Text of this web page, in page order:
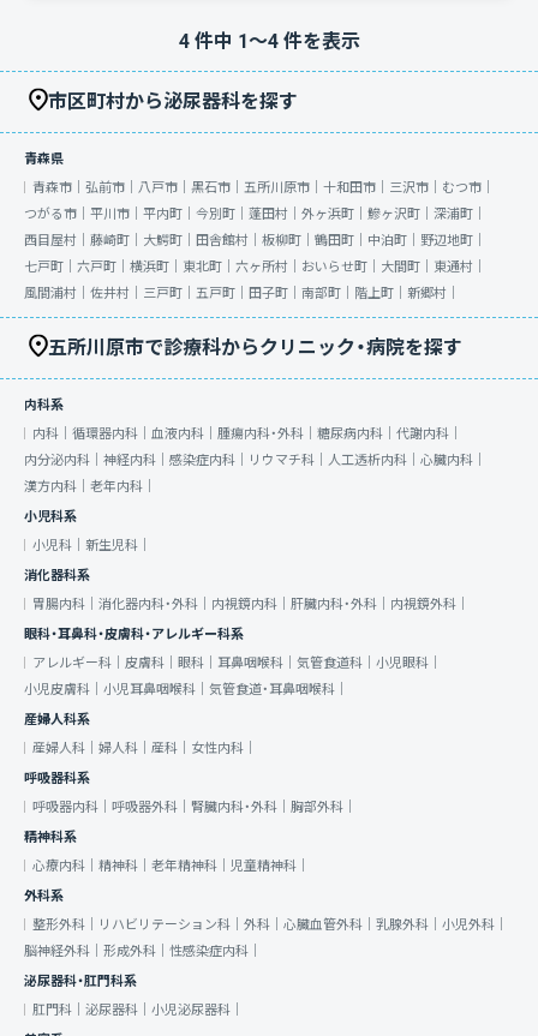
4件中 1〜4件を表示
市区町村から泌尿器科を探す
青森県
青森市｜ 弘前市｜ 八戸市｜ 黒石市｜ 五所川原市｜ 十和田市｜ 三沢市｜ むつ市｜
つがる市｜ 平川市｜ 平内町｜ 今別町｜ 蓬田村｜ 外ヶ浜町｜ 鰺ヶ沢町｜ 深浦町｜
西目屋村｜ 藤崎町｜ 大鰐町｜ 田舎館村｜ 板柳町｜ 鶴田町｜ 中泊町｜ 野辺地町｜
七戸町｜ 六戸町｜ 横浜町｜ 東北町｜ 六ヶ所村｜ おいらせ町｜ 大間町｜ 東通村｜
風間浦村｜ 佐井村｜ 三戸町｜ 五戸町｜ 田子町｜ 南部町｜ 階上町｜ 新郷村｜
五所川原市で診療科からクリニック・病院を探す
内科系
内科｜ 循環器内科｜ 血液内科｜ 腫瘍内科・外科｜ 糖尿病内科｜ 代謝内科｜
内分泌内科｜ 神経内科｜ 感染症内科｜ リウマチ科｜ 人工透析内科｜ 心臓内科｜
漢方内科｜ 老年内科｜
小児科系
小児科｜ 新生児科｜
消化器科系
胃腸内科｜ 消化器内科・外科｜ 内視鏡内科｜ 肝臓内科・外科｜ 内視鏡外科｜
眼科・耳鼻科・皮膚科・アレルギー科系
アレルギー科｜ 皮膚科｜ 眼科｜ 耳鼻咽喉科｜ 気管食道科｜ 小児眼科｜
小児皮膚科｜ 小児耳鼻咽喉科｜ 気管食道・耳鼻咽喉科｜
産婦人科系
産婦人科｜ 婦人科｜ 産科｜ 女性内科｜
呼吸器科系
呼吸器内科｜ 呼吸器外科｜ 腎臓内科・外科｜ 胸部外科｜
精神科系
心療内科｜ 精神科｜ 老年精神科｜ 児童精神科｜
外科系
整形外科｜
リハビリテーション科｜ 外科｜ 心臓血管外科｜ 乳腺外科｜ 小児外科｜
脳神経外科｜ 形成外科｜ 性感染症内科｜
泌尿器科・肛門科系
肛門科｜ 泌尿器科｜ 小児泌尿器科｜